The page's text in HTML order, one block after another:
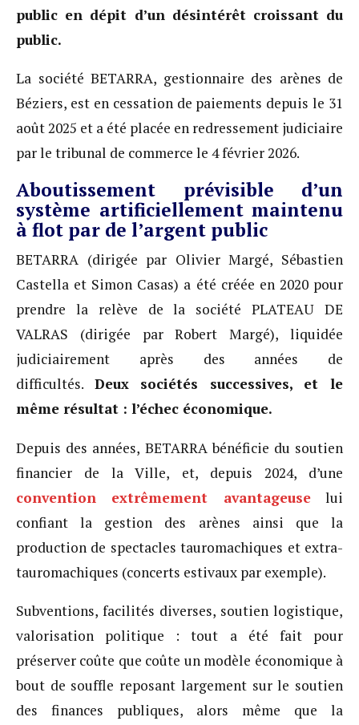
public en dépit d’un désintérêt croissant du
public.
La société BETARRA, gestionnaire des arènes de
Béziers, est en cessation de paiements depuis le 31
août 2025 et a été placée en redressement judiciaire
par le tribunal de commerce le 4 février 2026.
Aboutissement prévisible d’un
système artificiellement maintenu
à flot par de l’argent public
BETARRA (dirigée par Olivier Margé, Sébastien
Castella et Simon Casas) a été créée en 2020 pour
prendre la relève de la société PLATEAU DE
VALRAS (dirigée par Robert Margé), liquidée
judiciairement après des années de
difficultés. Deux sociétés successives, et le
même résultat : l’échec économique.
Depuis des années, BETARRA bénéficie du soutien
financier de la Ville, et, depuis 2024, d’une
convention extrêmement avantageuselui
confiant la gestion des arènes ainsi que la
production de spectacles tauromachiques et extra-
tauromachiques (concerts estivaux par exemple).
Subventions, facilités diverses, soutien logistique,
valorisation politique : tout a été fait pour
préserver coûte que coûte un modèle économique à
bout de souffle reposant largement sur le soutien
des finances publiques, alors même que la